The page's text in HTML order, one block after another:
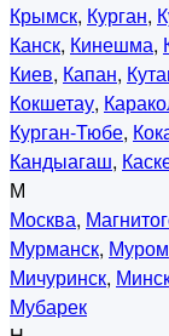
Крымск, Курган,
Канск, Кинешма,
Киев, Капан,
Кокшетау,
Курган-Тюбе,
Кандыагаш,
М
Москва,
Мурманск, Муром
Мичуринск,
Мубарек